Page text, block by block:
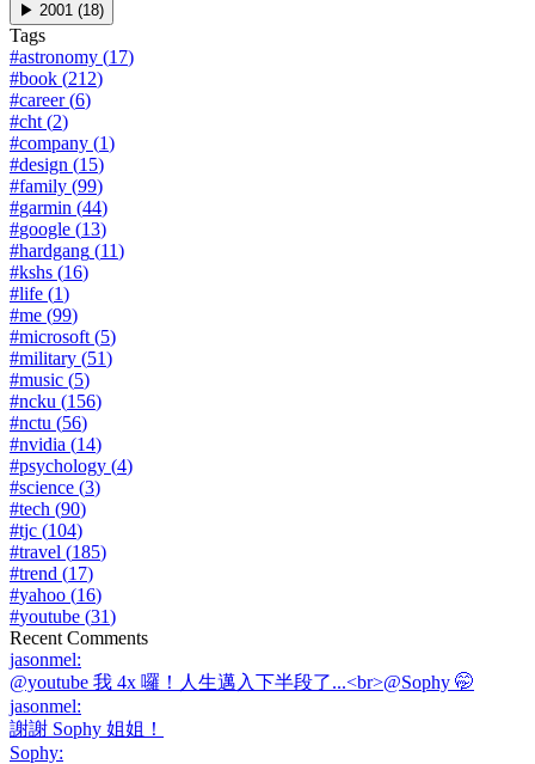
▶ 2001 (18)
Tags
#astronomy (17)
#book (212)
#career(6)
#cht (2)
#company (1)
#design (15)
#family (99)
#garmin (44)
#google (13)
#hardgang (11)
#kshs (16)
#life (1)
#me (99)
#microsoft (5)
#military (51)
#music (5)
#ncku (156)
#nctu (56)
#nvidia (14)
#psychology (4)
#science (3)
#tech (90)
#tjc (104)
#travel (185)
#trend (17)
#yahoo (16)
#youtube (31)
Recent Comments
jasonmel:
@youtube 我 4x 囉！人生邁入下半段了...<br>@Sophy 🤭
jasonmel:
謝謝 Sophy 姐姐！
Sophy: